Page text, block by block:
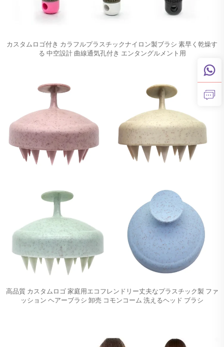
カスタムロゴ付き カラフルプラスチックナイロン製ブラシ 素早く乾燥す
る 中空設計 曲線通気孔付き エンタングルメント用
高品質 カスタムロゴ 家庭用エコフレンドリー丈夫なプラスチック製 ファ
ッション ヘアーブラシ 卸売 コモンコーム 洗えるヘッド ブラシ